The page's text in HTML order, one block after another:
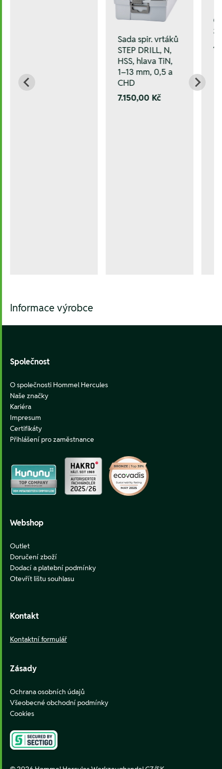
Sada spir. vrtáků
STEP DRILL, N,
HSS, hlava TiN,
1–13 mm, 0,5 a
CHD
7.150,00 Kč
Informace výrobce
Společnost
O společnosti Hommel Hercules
Naše značky
Kariéra
Impresum
Certifikáty
Přihlášení pro zaměstnance
Webshop
Outlet
Doručení zboží
Dodací a platební podmínky
Otevřít lištu souhlasu
Kontakt
Kontaktní formulář
Zásady
Ochrana osobních údajů
Všeobecné obchodní podmínky
Cookies